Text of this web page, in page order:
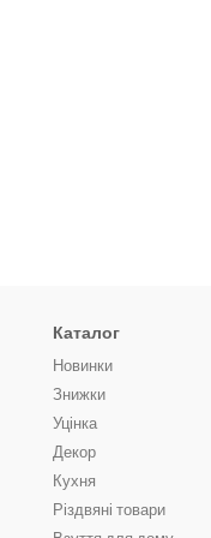
Каталог
Новинки
Знижки
Уцінка
Декор
Кухня
Різдвяні товари